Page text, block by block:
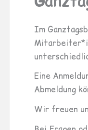
Im
Eine
Abmeldung
Wir freuen